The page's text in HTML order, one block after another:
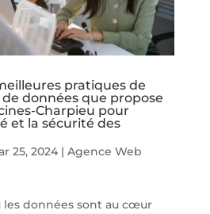
pratiques de
données que propose
Charpieu pour
et la sécurité des
25, 2024| Agence Web
les données sont au cœur